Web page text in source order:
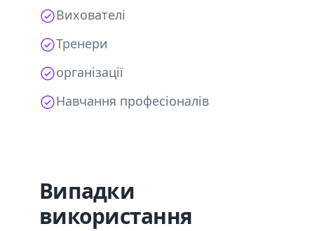
Вихователі
Тренери
організації
Навчання професіоналів
Випадки
використання